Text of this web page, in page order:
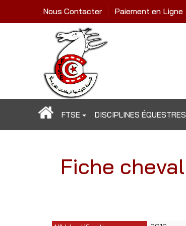
Nous Contacter Paiement en Ligne
FTSE DISCIPLINES ÉQUESTRES
Fiche cheval